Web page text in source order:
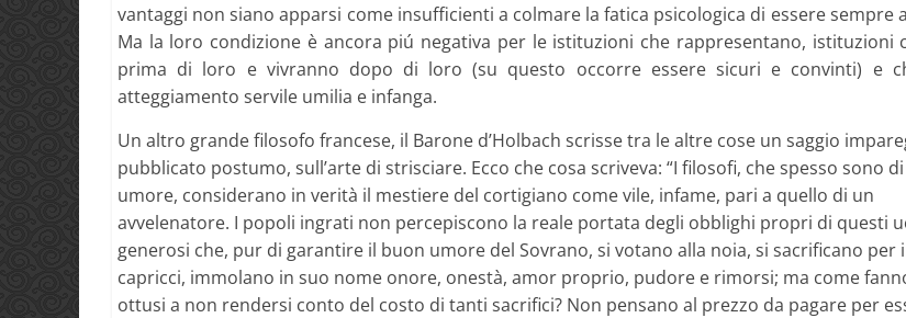
vantaggi non siano apparsi come insufficienti a colmare la fatica psicologica di essere sempre
Ma la loro condizione è ancora piú negativa per le istituzioni che rappresentano, istituzioni
prima di loro e vivranno dopo di loro (su questo occorre essere sicuri e convinti) e
atteggiamento servile umilia e infanga.
Un altro grande filosofo francese, il Barone d’Holbach scrisse tra le altre cose un saggio
pubblicato postumo, sull’arte di strisciare. Ecco che cosa scriveva: “I filosofi, che spesso sono
umore, considerano in verità il mestiere del cortigiano come vile, infame, pari a quello di un
avvelenatore. I popoli ingrati non percepiscono la reale portata degli obblighi propri di questi
generosi che, pur di garantire il buon umore del Sovrano, si votano alla noia, si sacrificano per
capricci, immolano in suo nome onore, onestà, amor proprio, pudore e rimorsi; ma come
ottusi a non rendersi conto del costo di tanti sacrifici? Non pensano al prezzo da pagare per